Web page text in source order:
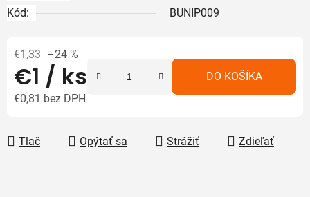
Kód:
BUNIP009
€1,33 –24 %
€1 / ks
€0,81 bez DPH
DO KOŠÍKA
Tlač Opýtať sa Strážiť Zdieľať